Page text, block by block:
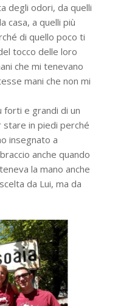
degli odori, da quelli
casa, a quelli più
di quello poco ti
tocco delle loro
che mi tenevano
mani che non mi
forti e grandi di un
stare in piedi perché
insegnato a
anche quando
la mano anche
da Lui, ma da